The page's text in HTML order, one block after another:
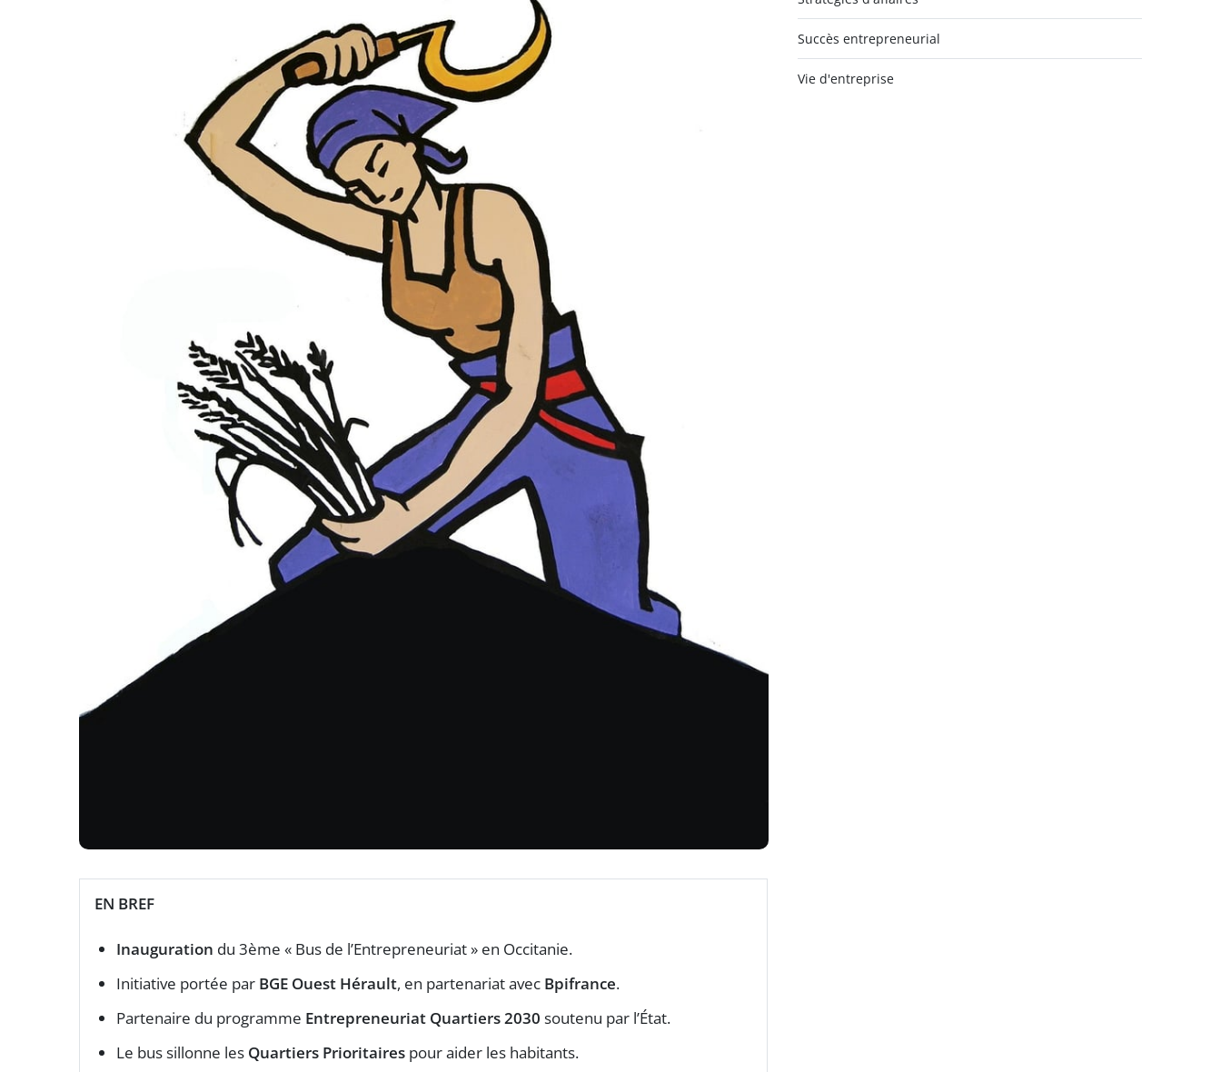
EN BREF
Inauguration du 3ème « Bus de l’Entrepreneuriat » en Occitanie.
Initiative portée par BGE Ouest Hérault, en partenariat avec Bpifrance.
Partenaire du programme Entrepreneuriat Quartiers 2030 soutenu par l’État.
Le bus sillonne les Quartiers Prioritaires pour aider les habitants.
Succès entrepreneurial
Vie d'entreprise